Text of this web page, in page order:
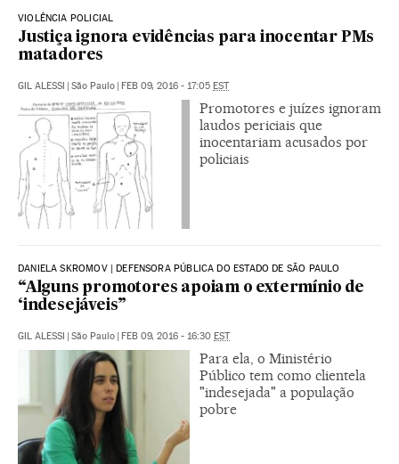
VIOLÊNCIA POLICIAL
Justiça ignora evidências para inocentar PMs
matadores
GIL ALESSI | São Paulo | FEB 09, 2016 - 17:05 EST
Promotores e juízes ignoram
laudos periciais que
inocentariam acusados por
policiais
DANIELA SKROMOV | DEFENSORA PÚBLICA DO ESTADO DE SÃO PAULO
“Alguns promotores apoiam o extermínio de
‘indesejáveis”
GIL ALESSI | São Paulo | FEB 09, 2016 - 16:30 EST
Para ela, o Ministério
Público tem como clientela
"indesejada" a população
pobre